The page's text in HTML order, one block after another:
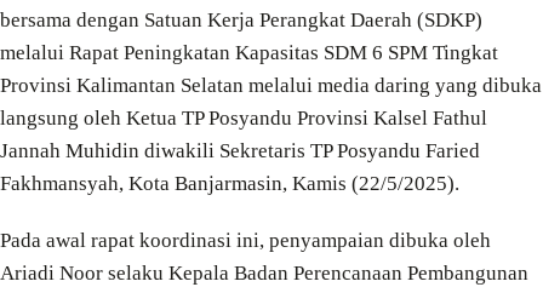
bersama dengan Satuan Kerja Perangkat Daerah (SDKP)
melalui Rapat Peningkatan Kapasitas SDM 6 SPM Tingkat
Provinsi Kalimantan Selatan melalui media daring yang dibuka
langsung oleh Ketua TP Posyandu Provinsi Kalsel Fathul
Jannah Muhidin diwakili Sekretaris TP Posyandu Faried
Fakhmansyah, Kota Banjarmasin, Kamis (22/5/2025).
Pada awal rapat koordinasi ini, penyampaian dibuka oleh
Ariadi Noor selaku Kepala Badan Perencanaan Pembangunan